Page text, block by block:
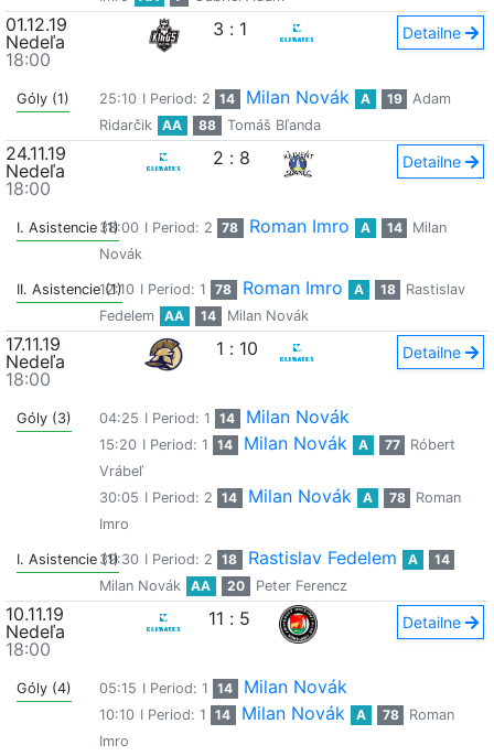
01.12.19
Nedeľa
18:00
3 : 1 Detailne
Góly (1) 25:10 I Period: 2 14 Milan Novák A 19
Adam
Ridarčik
AA 88 Tomáš Bľanda
24.11.19
Nedeľa
18:00
2 : 8 Detailne
I. Asistencie (1)38:00 I Period: 2 78 Roman Imro A 14
Milan
Novák
II. Asistencie (1)
12:10 I Period: 1 78 Roman Imro A 18
Rastislav
Fedelem
AA 14 Milan Novák
17.11.19
Nedeľa
18:00
1 : 10 Detailne
Góly (3) 04:25 I Period: 1 14 Milan Novák
15:20 I Period: 1 14 Milan Novák A 77
Róbert
Vrábeľ
30:05 I Period: 2 14 Milan Novák A 78
Roman
Imro
I. Asistencie (1)39:30 I Period: 2 18 Rastislav Fedelem A
14
Milan Novák
AA 20 Peter Ferencz
10.11.19
Nedeľa
18:00
11 : 5 Detailne
Góly (4) 05:15 I Period: 1 14 Milan Novák
10:10 I Period: 1 14 Milan Novák A 78
Roman
Imro